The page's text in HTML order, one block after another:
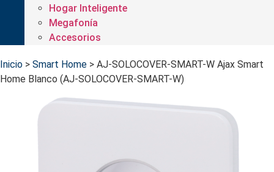
Hogar Inteligente
Megafonía
Accesorios
Inicio > Smart Home > AJ-SOLOCOVER-SMART-W Ajax Smart
Home Blanco (AJ-SOLOCOVER-SMART-W)